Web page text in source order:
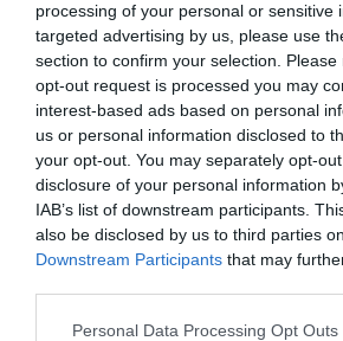
processing of your personal or sensitive
targeted advertising by us, please use
section to confirm your selection.
opt-out request is processed you may
interest-based ads based on personal
us or personal information disclosed to
your opt-out. You may separately opt-
disclosure of your personal information
IAB’s list of downstream participants.
also be disclosed by us to third parties
Downstream Participants that may
Personal Data Processing Opt Outs